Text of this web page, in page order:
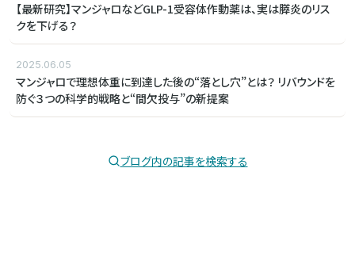
【最新研究】マンジャロなどGLP-1受容体作動薬は、実は膵炎のリス
クを下げる？
2025.06.05
マンジャロで理想体重に到達した後の“落とし穴”とは？ リバウンドを
防ぐ３つの科学的戦略と“間欠投与”の新提案
ブログ内の記事を検索する